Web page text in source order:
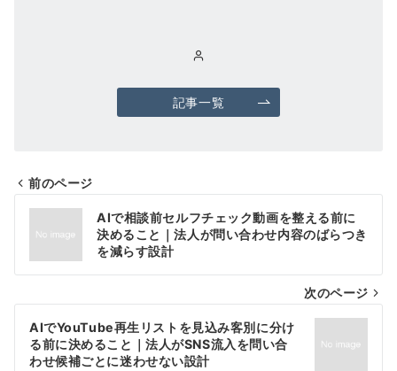
記事一覧
投
ナ
ビ
ゲ
ー
前のページ
AIで相談前セルフチェック動画を整える前に
決めること｜法人が問い合わせ内容のばらつき
を減らす設計
次のページ
AIでYouTube再生リストを見込み客別に分け
る前に決めること｜法人がSNS流入を問い合
わせ候補ごとに迷わせない設計